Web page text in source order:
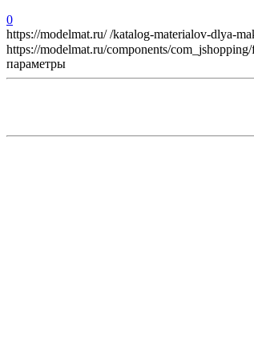
0
https://modelmat.ru/ /katalog-materialov-dlya-
https://modelmat.ru/components/
параметры